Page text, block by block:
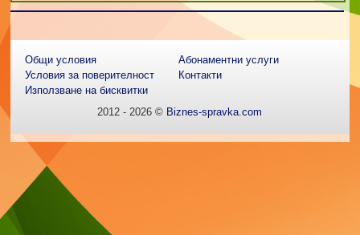
Общи условия
Условия за поверителност
Използване на бисквитки
Абонаментни услуги
Контакти
2012 - 2026 © Biznes-spravka.com